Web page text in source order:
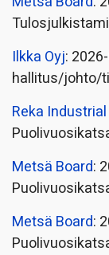
Ilkka Oyj:
hallitus/johto/
Reka
Metsä Board:
Metsä Board: